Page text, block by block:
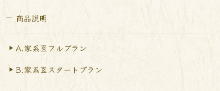
商品説明
A.家系図フルプラン
B.家系図スタートプラン